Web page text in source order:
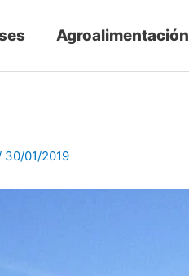
Agroalimentación
30/01/2019